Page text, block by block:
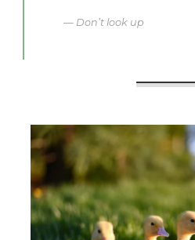
— Don’t look up